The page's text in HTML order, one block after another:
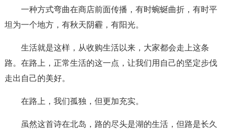
一种方式弯曲在商店前面传播，有时蜿蜒曲折，有时平
坦为一个地方，有秋天阴霾，有阳光。
生活就是这样，从收购生活以来，大家都会走上这条
路。在路上，正常生活的这一点，让我们用自己的坚定步伐
走出自己的美好。
在路上，我们孤独，但更加充实。
虽然这首诗在北岛，路的尽头是湖的生活，但路是长久